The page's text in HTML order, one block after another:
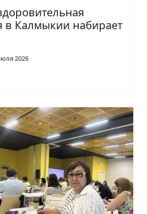
в Калмыкии набирает
2026